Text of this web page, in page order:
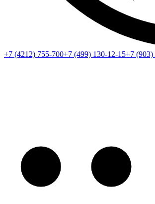
+7 (4212) 755-700+7 (499) 130-12-15+7 (903)